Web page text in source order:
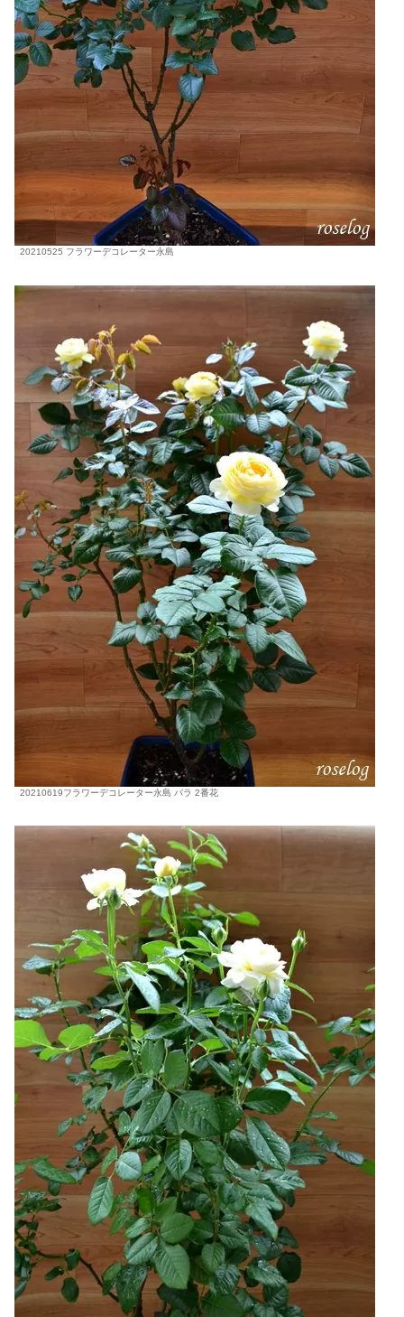
20210525 フラワーデコレーター永島
20210619フラワーデコレーター永島 バラ 2番花